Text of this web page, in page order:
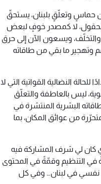
من حماسٍ وتعلّقٍ بلبنان، يستحقّ
لا كمصدر خوفٍ لبعض
ويسعون الآن إلى حرق
وتهجير ما بقي من طاقاته
النضالية القواتية التي لا
ليس بالعاطفة والتعلّق
البشرية المنتشرة في
من عوائق المكان، بما
كان لي شرف المشاركة فيه
في التنظيم وقمّةً في المحتوى
نفسي في لبنان… وفي كل